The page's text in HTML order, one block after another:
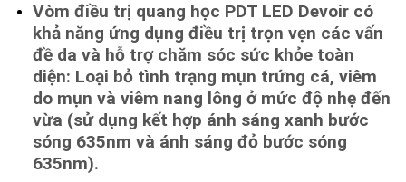
Vòm điều trị quang học PDT LED Devoir có
khả năng ứng dụng điều trị trọn vẹn các vấn
đề da và hỗ trợ chăm sóc sức khỏe toàn
diện: Loại bỏ tình trạng mụn trứng cá, viêm
do mụn và viêm nang lông ở mức độ nhẹ đến
vừa (sử dụng kết hợp ánh sáng xanh bước
sóng 635nm và ánh sáng đỏ bước sóng
635nm).